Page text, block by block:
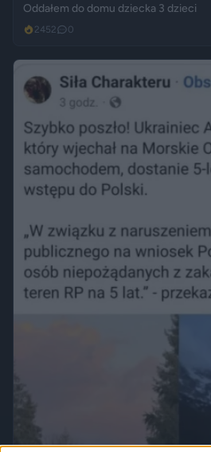
Oddałem do domu dziecka 3 dzieci
2452 0